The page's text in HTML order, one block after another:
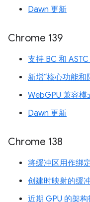
Dawn 更新
Chrome 139
支持 BC 和
新增“核心功能和
WebGPU 兼容模
Dawn 更新
Chrome 138
将缓冲区用作绑
创建时映射的缓
近期 GPU 的架